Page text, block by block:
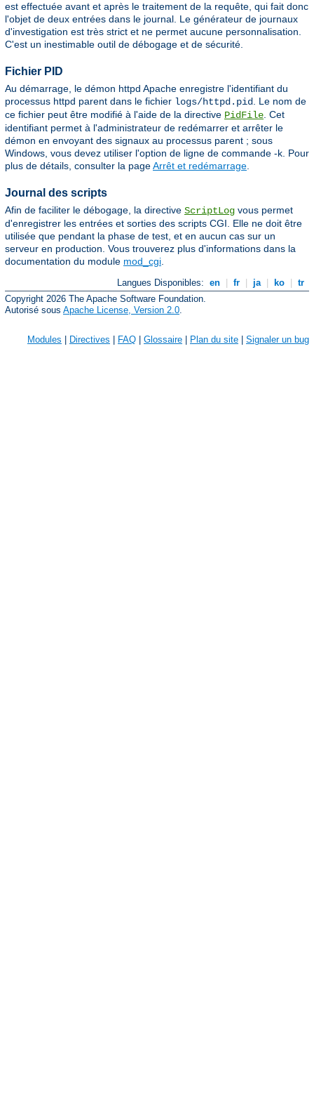
est effectuée avant et après le traitement de la requête, qui fait donc
l'objet de deux entrées dans le journal. Le générateur de journaux
d'investigation est très strict et ne permet aucune personnalisation.
C'est un inestimable outil de débogage et de sécurité.
Fichier PID
Au démarrage, le démon httpd Apache enregistre l'identifiant du
processus httpd parent dans le fichier logs/httpd.pid
. Le nom de
ce fichier peut être modifié à l'aide de la directive PidFile . Cet
identifiant permet à l'administrateur de redémarrer et arrêter le
démon en envoyant des signaux au processus parent ; sous
Windows, vous devez utiliser l'option de ligne de commande -k. Pour
plus de détails, consulter la pageArrêt et redémarrage
Journal des scripts
Afin de faciliter le débogage, la directive ScriptLog vous permet
d'enregistrer les entrées et sorties des scripts CGI. Elle ne doit être
utilisée que pendant la phase de test, et en aucun cas sur un
serveur en production. Vous trouverez plus d'informations dans la
documentation du module mod_cgi
Langues Disponibles: en fr ja ko
tr
Copyright 2026 The Apache Software Foundation.
Autorisé sous Apache License, Version 2.0
Modules | Directives | FAQ | Glossaire | Plan du site | Signaler un bug